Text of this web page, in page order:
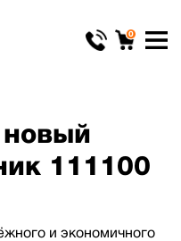
0
111100
и экономичного